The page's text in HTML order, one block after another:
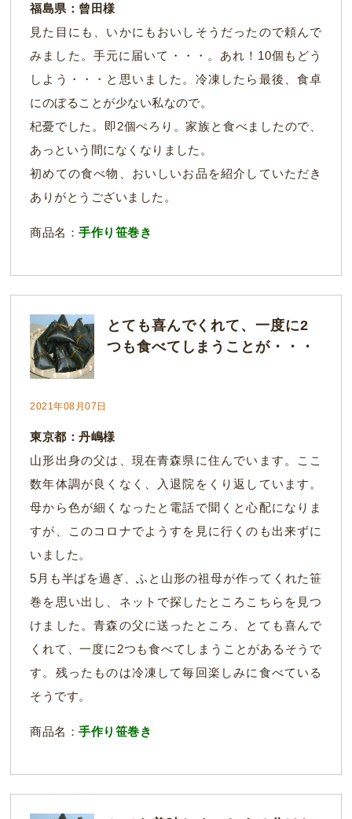
福島県：曾田様
見た目にも、いかにもおいしそうだったので頼んで
みました。手元に届いて・・・。あれ！10個もどう
しよう・・・と思いました。冷凍したら最後、食卓
にのぼることが少ない私なので。
杞憂でした。即2個ぺろり。家族と食べましたので、
あっという間になくなりました。
初めての食べ物、おいしいお品を紹介していただき
ありがとうございました。
商品名：手作り笹巻き
とても喜んでくれて、一度に2
つも食べてしまうことが・・・
2021年08月07日
東京都：丹嶋様
山形出身の父は、現在青森県に住んでいます。ここ
数年体調が良くなく、入退院をくり返しています。
母から色が細くなったと電話で聞くと心配になりま
すが、このコロナでようすを見に行くのも出来ずに
いました。
5月も半ばを過ぎ、ふと山形の祖母が作ってくれた笹
巻を思い出し、ネットで探したところこちらを見つ
けました。青森の父に送ったところ、とても喜んで
くれて、一度に2つも食べてしまうことがあるそうで
す。残ったものは冷凍して毎回楽しみに食べている
そうです。
商品名：手作り笹巻き